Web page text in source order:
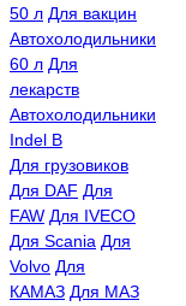
50 л Для вакцин
Автохолодильники
60 л Для
лекарств
Автохолодильники
Indel B
Для грузовиков
Для DAF Для
FAW Для IVECO
Для Scania Для
Volvo Для
КАМАЗ Для МАЗ